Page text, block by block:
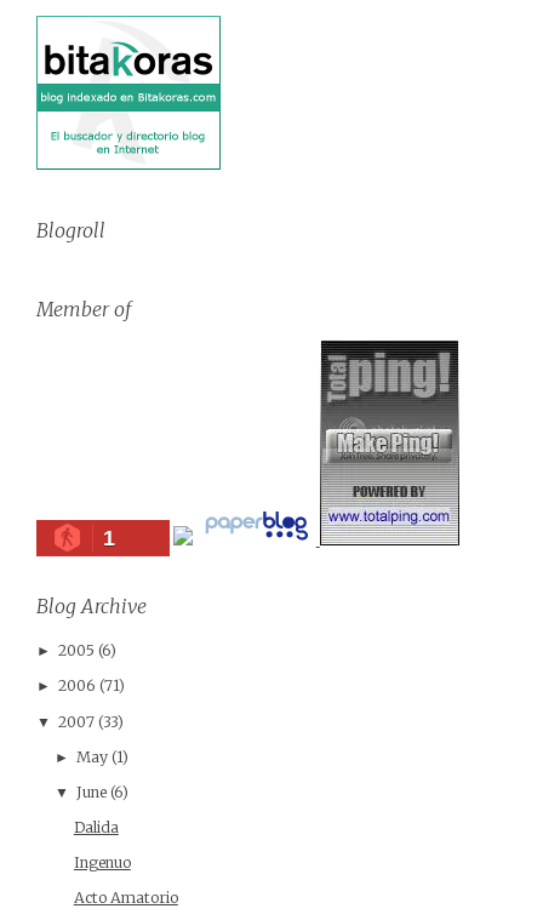
Blogroll
Member of
1
Blog Archive
► 2005 (6)
► 2006 (71)
▼ 2007 (33)
► May (1)
▼ June (6)
Dalida
Ingenuo
Acto Amatorio